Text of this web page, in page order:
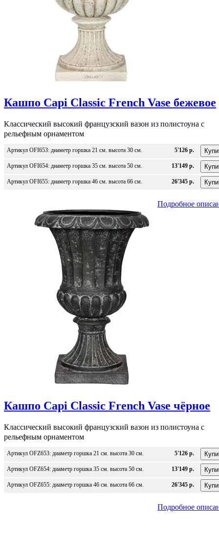
Кашпо Capi Classic French Vase бежевое
Классический высокий французский вазон из полистоуна с
рельефным орнаментом
Артикул OFI653: диаметр горшка 21 см. высота 30 см. 5'126 р.
Артикул OFI654: диаметр горшка 35 см. высота 50 см. 13'149 р.
Артикул OFI655: диаметр горшка 46 см. высота 66 см. 26'345 р.
Подробное
Кашпо Capi Classic French Vase чёрное
Классический высокий французский вазон из полистоуна с
рельефным орнаментом
Артикул OFZ653: диаметр горшка 21 см. высота 30 см. 5'126 р.
Артикул OFZ654: диаметр горшка 35 см. высота 50 см. 13'149 р.
Артикул OFZ655: диаметр горшка 46 см. высота 66 см. 26'345 р.
Подробное